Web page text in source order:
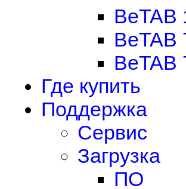
BeTAB
BeTAB
BeTAB
Где купить
Поддержка
Сервис
Загрузка
ПО